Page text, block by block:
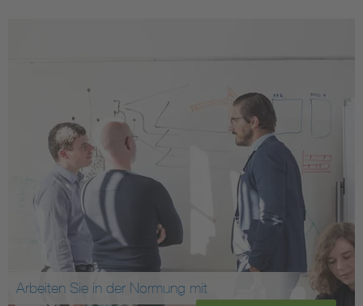
Arbeiten Sie in der Normung mit